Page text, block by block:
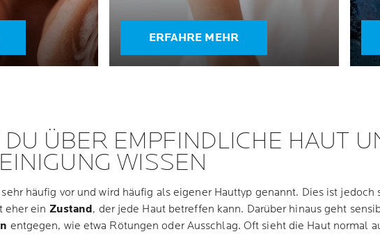
ERFAHRE MEHR
ÜBER EMPFINDLICHE HAUT
WISSEN
häufig vor und wird häufig als eigener Hauttyp genannt. Dies ist
eher ein Zustand, der jede Haut betreffen kann. Darüber hinaus geht
entgegen, wie etwa Rötungen oder Ausschlag. Oft sieht die Haut normal